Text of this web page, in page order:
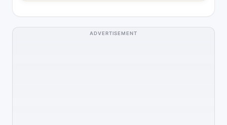
ADVERTISEMENT